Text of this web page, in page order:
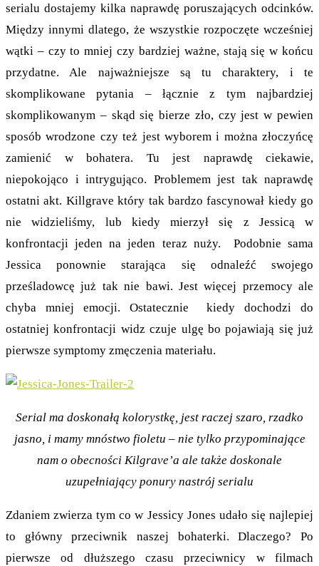
serialu dostajemy kilka naprawdę poruszających odcinków.
Między innymi dlatego, że wszystkie rozpoczęte wcześniej
wątki – czy to mniej czy bardziej ważne, stają się w końcu
przydatne. Ale najważniejsze są tu charaktery, i te
skomplikowane pytania – łącznie z tym najbardziej
skomplikowanym – skąd się bierze zło, czy jest w pewien
sposób wrodzone czy też jest wyborem i można złoczyńcę
zamienić w bohatera. Tu jest naprawdę ciekawie,
niepokojąco i intrygująco. Problemem jest tak naprawdę
ostatni akt. Killgrave który tak bardzo fascynował kiedy go
nie widzieliśmy, lub kiedy mierzył się z Jessicą w
konfrontacji jeden na jeden teraz nuży. Podobnie sama
Jessica ponownie starająca się odnaleźć swojego
prześladowcę już tak nie bawi. Jest więcej przemocy ale
chyba mniej emocji. Ostatecznie kiedy dochodzi do
ostatniej konfrontacji widz czuje ulgę bo pojawiają się już
pierwsze symptomy zmęczenia materiału.
Serial ma doskonałą kolorystkę, jest raczej szaro, rzadko
jasno, i mamy mnóstwo fioletu – nie tylko przypominające
nam o obecności Kilgrave’a ale także doskonale
uzupełniający ponury nastrój serialu
Zdaniem zwierza tym co w Jessicy Jones udało się najlepiej
to główny przeciwnik naszej bohaterki. Dlaczego? Po
pierwsze od dłuższego czasu przeciwnicy w filmach